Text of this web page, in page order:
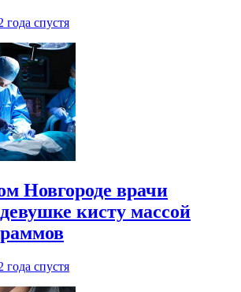
года спустя
Новгороде врачи
кисту массой
года спустя